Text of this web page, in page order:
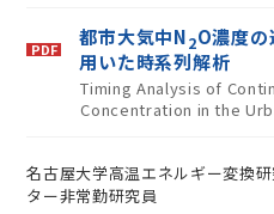
都市大気中N2O濃度
用いた時系列解析
Timing Analysis of
Concentration in the
名古屋大学高温エネルギー変換
ター非常勤研究員